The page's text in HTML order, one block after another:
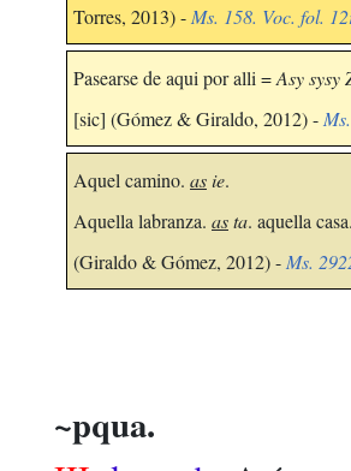
Torres, 2013) - Ms. 158. Voc. fol.
Pasearse de aqui por alli =Asy sysy
[sic] (Gómez & Giraldo, 2012) -
Aquel camino. asie.
Aquella labranza. asta. aquella casa.
(Giraldo & Gómez, 2012) - Ms.
~pqua.